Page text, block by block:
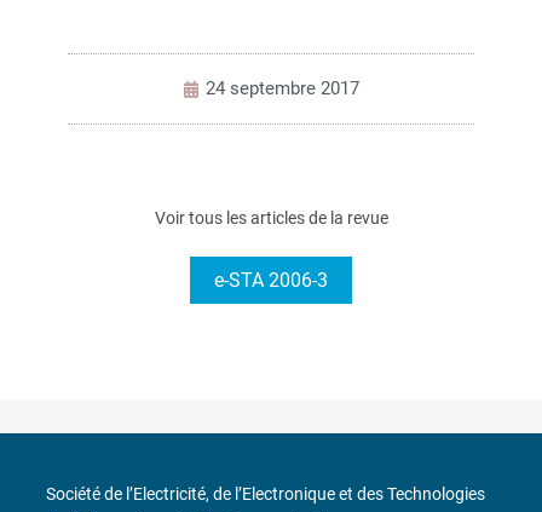
24 septembre 2017
Voir tous les articles de la revue
e-STA 2006-3
Société de l’Electricité, de l’Electronique et des Technologies